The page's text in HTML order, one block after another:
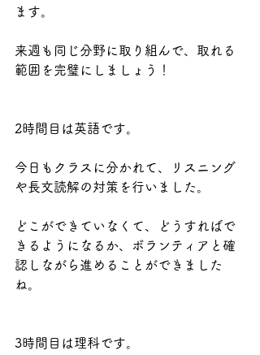
ます。
来週も同じ分野に取り組んで、取れる
範囲を完璧にしましょう！
2時間目は英語です。
今日もクラスに分かれて、リスニング
や長文読解の対策を行いました。
どこができていなくて、どうすればで
きるようになるか、ボランティアと確
認しながら進めることができました
ね。
3時間目は理科です。